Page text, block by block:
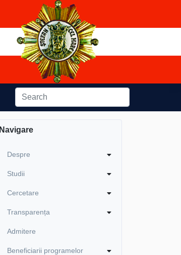
Navigare
Despre
Studii
Cercetare
Transparența
Admitere
Beneficiarii programelor